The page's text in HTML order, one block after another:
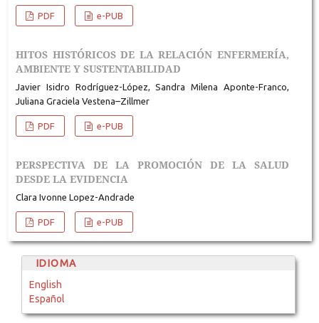
PDF e-PUB
HITOS HISTÓRICOS DE LA RELACIÓN ENFERMERÍA,
AMBIENTE Y SUSTENTABILIDAD
Javier Isidro Rodríguez-López, Sandra Milena Aponte-Franco,
Juliana Graciela Vestena–Zillmer
PDF e-PUB
PERSPECTIVA DE LA PROMOCIÓN DE LA SALUD
DESDE LA EVIDENCIA
Clara Ivonne Lopez-Andrade
PDF e-PUB
IDIOMA
English
Español